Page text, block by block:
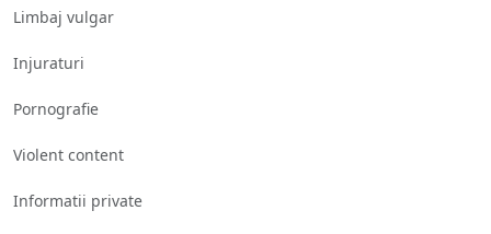
Limbaj vulgar
Injuraturi
Pornografie
Violent content
Informatii private